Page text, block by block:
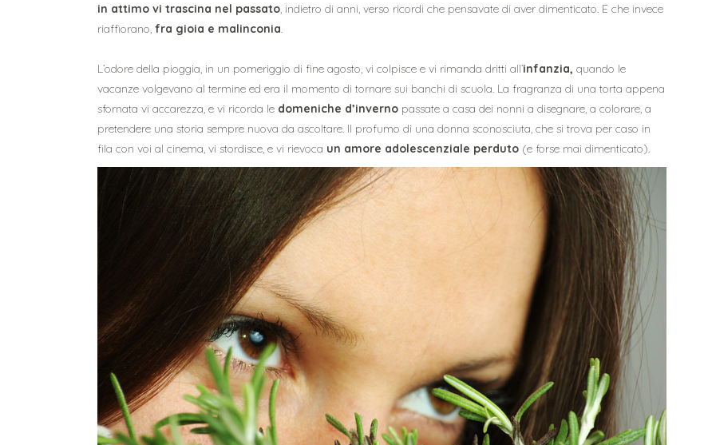
in attimo vi trascina nel passato, indietro di anni, verso ricordi che pensavate di aver dimenticato. E che invece
riaffiorano, fra gioia e malinconia.
L’odore della pioggia, in un pomeriggio di fine agosto, vi colpisce e vi rimanda dritti all’infanzia, quando le
vacanze volgevano al termine ed era il momento di tornare sui banchi di scuola. La fragranza di una torta appena
sfornata vi accarezza, e vi ricorda le domeniche d’inverno passate a casa dei nonni a disegnare, a colorare, a
pretendere una storia sempre nuova da ascoltare. Il profumo di una donna sconosciuta, che si trova per caso in
fila con voi al cinema, vi stordisce, e vi rievoca un amore adolescenziale perduto (e forse mai dimenticato).